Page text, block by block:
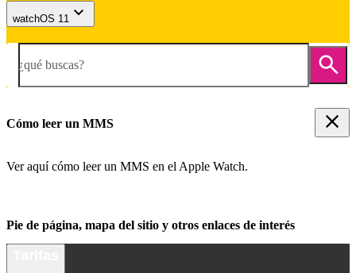
watchOS 11
¿qué buscas?
Cómo leer un MMS
Ver aquí cómo leer un MMS en el Apple Watch.
Pie de página, mapa del sitio y otros enlaces de interés